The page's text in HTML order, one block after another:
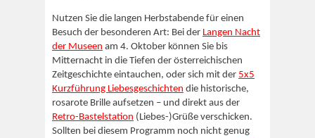
Nutzen Sie die langen Herbstabende für einen
Besuch der besonderen Art: Bei der Langen Nacht
der Museen am 4. Oktober können Sie bis
Mitternacht in die Tiefen der österreichischen
Zeitgeschichte eintauchen, oder sich mit der 5x5
Kurzführung Liebesgeschichten die historische,
rosarote Brille aufsetzen – und direkt aus der
Retro-Bastelstation (Liebes-)Grüße verschicken.
Sollten bei diesem Programm noch nicht genug